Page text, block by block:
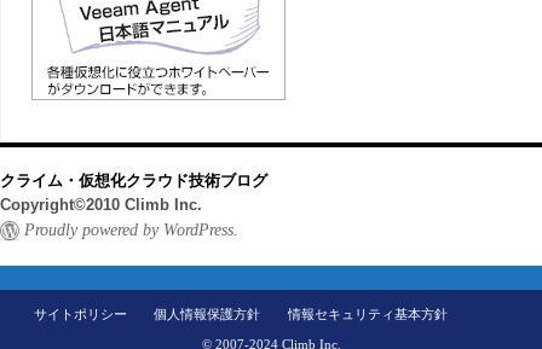
クライム・仮想化クラウド技術ブログ
Copyright©2010 Climb Inc.
Proudly powered by WordPress.
サイトポリシー 個人情報保護方針 情報セキュリティ基本方針
© 2007-2024 Climb Inc.